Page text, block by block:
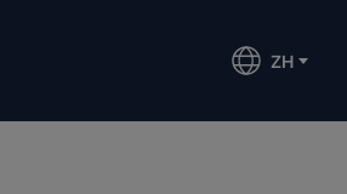
ZH